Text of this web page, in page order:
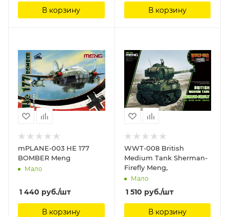
В корзину В корзину
mPLANE-003 HE 177
BOMBER Meng
Мало
1 440 руб./шт
В корзину
WWT-008 British
Medium Tank Sherman-
Firefly Meng,
Мало
1 510 руб./шт
В корзину